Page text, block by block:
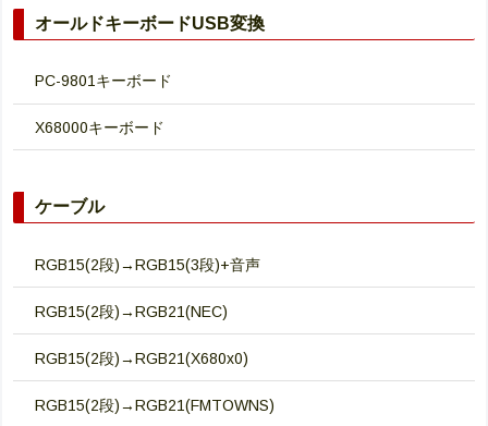
オールドキーボードUSB変換
PC-9801キーボード
X68000キーボード
ケーブル
RGB15(2段)→RGB15(3段)+音声
RGB15(2段)→RGB21(NEC)
RGB15(2段)→RGB21(X680x0)
RGB15(2段)→RGB21(FMTOWNS)